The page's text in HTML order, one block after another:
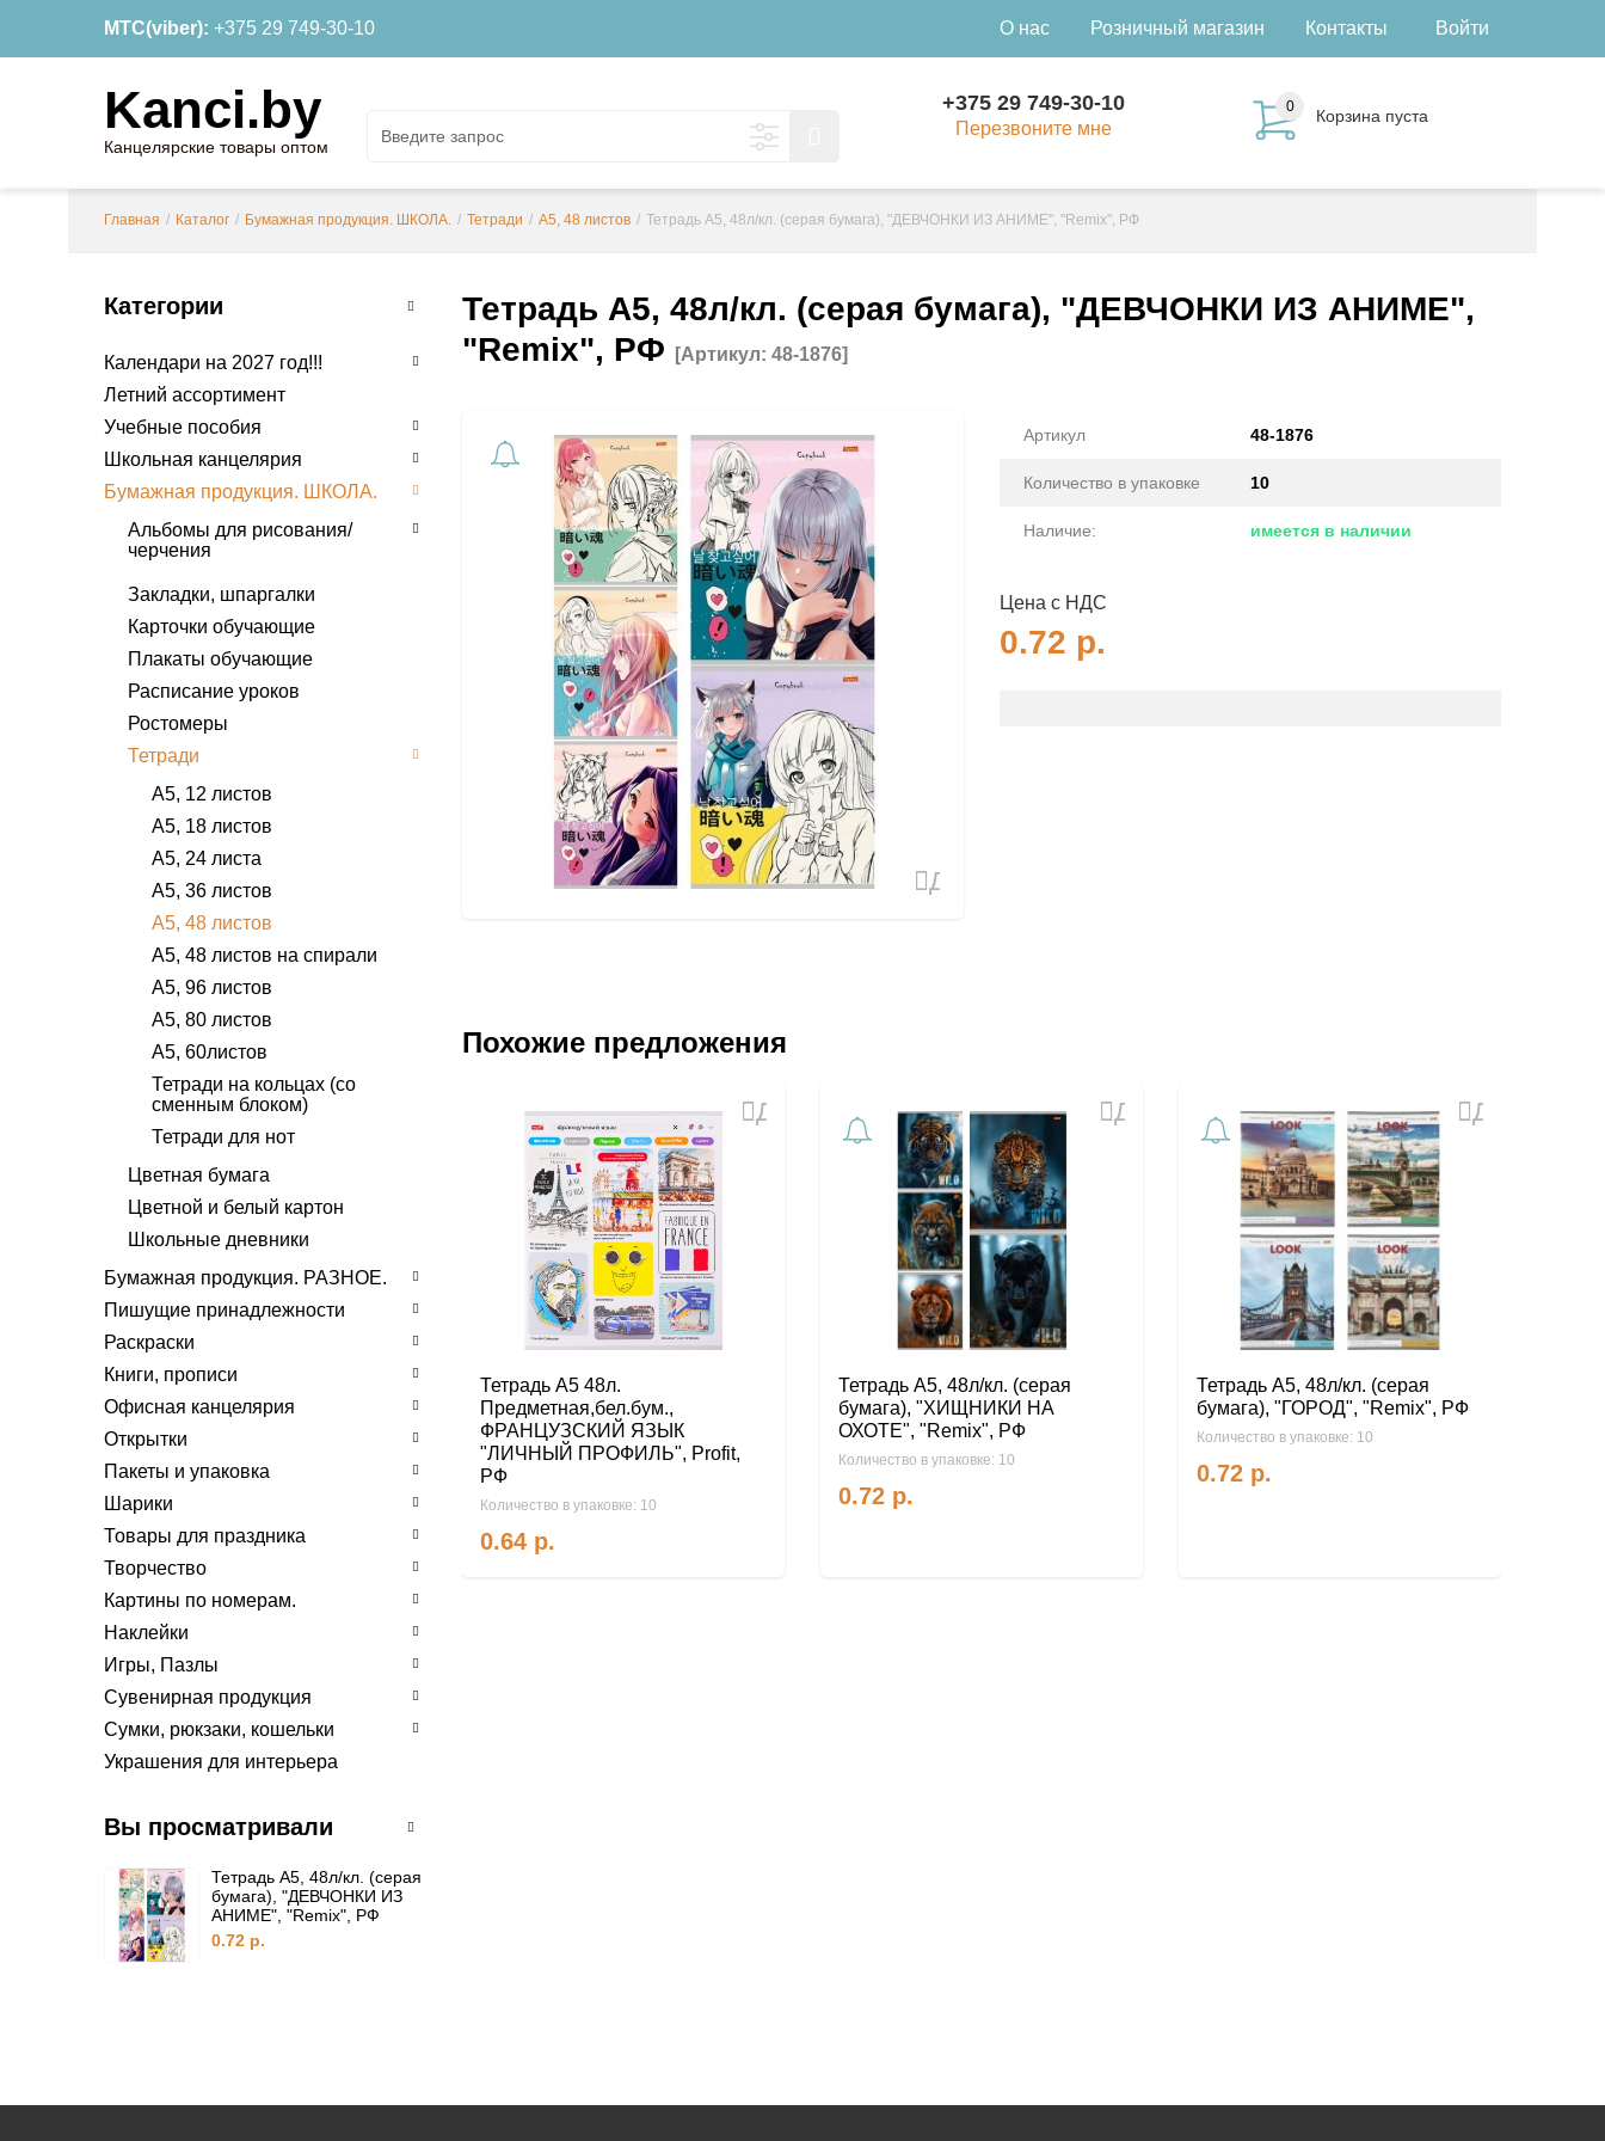
МТС(viber): +375 29 749-30-10 Войти
О нас Розничный магазин Контакты
Kanci.by
Канцелярские товары оптом
0 Корзина пуста
+375 29 749-30-10
Перезвоните мне
Главная / Каталог / Бумажная продукция. ШКОЛА. / Тетради / А5, 48 листов / Тетрадь А5, 48л/кл. (серая бумага), "ДЕВЧОНКИ ИЗ АНИМЕ", "Remix", РФ
Категории
Календари на 2027 год!!!
Летний ассортимент
Учебные пособия
Школьная канцелярия
Бумажная продукция. ШКОЛА.
Альбомы для рисования/
черчения
8 листов
10/12 листов
20 листов
24 листа
32 листа
40 листов
Закладки, шпаргалки
Карточки обучающие
Плакаты обучающие
Расписание уроков
Ростомеры
Тетради
А5, 12 листов
А5, 18 листов
А5, 24 листа
А5, 36 листов
А5, 48 листов
А5, 48 листов на спирали
А5, 96 листов
А5, 80 листов
А5, 60листов
Тетради на кольцах (со
сменным блоком)
Тетради для нот
Цветная бумага
Цветной и белый картон
Школьные дневники
Бумажная продукция. РАЗНОЕ.
Пишущие принадлежности
Раскраски
Книги, прописи
Офисная канцелярия
Открытки
Пакеты и упаковка
Шарики
Товары для праздника
Творчество
Картины по номерам.
Наклейки
Игры, Пазлы
Сувенирная продукция
Сумки, рюкзаки, кошельки
Украшения для интерьера
Вы просматривали
Тетрадь А5, 48л/кл. (серая
бумага), "ДЕВЧОНКИ ИЗ
АНИМЕ", "Remix", РФ
0.72 р.
Тетрадь А5, 48л/кл. (серая бумага), "ДЕВЧОНКИ ИЗ АНИМЕ",
"Remix", РФ
[Артикул: 48-1876]
Добавить
Артикул 48-1876
Количество в упаковке 10
Наличие: имеется в наличии
Цена с НДС
0.72 р.
Похожие предложения
Добавить
Тетрадь А5 48л.
Предметная,бел.бум.,
ФРАНЦУЗСКИЙ ЯЗЫК
"ЛИЧНЫЙ ПРОФИЛЬ", Profit,
РФ
Количество в упаковке: 10
0.64 р.
Добавить
Тетрадь А5, 48л/кл. (серая
бумага), "ХИЩНИКИ НА
ОХОТЕ", "Remix", РФ
Количество в упаковке: 10
0.72 р.
Добавить
Тетрадь А5, 48л/кл. (серая
бумага), "ГОРОД", "Remix", РФ
Количество в упаковке: 10
0.72 р.